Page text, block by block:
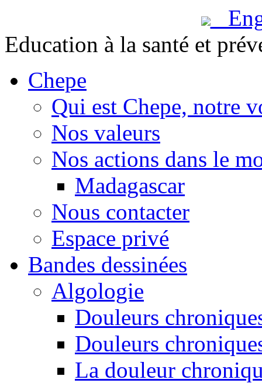
Education à la santé et
Chepe
Qui est Chepe, notre
Nos valeurs
Nos actions dans le
Madagascar
Nous contacter
Espace privé
Bandes dessinées
Algologie
Douleurs
Douleurs
La douleur